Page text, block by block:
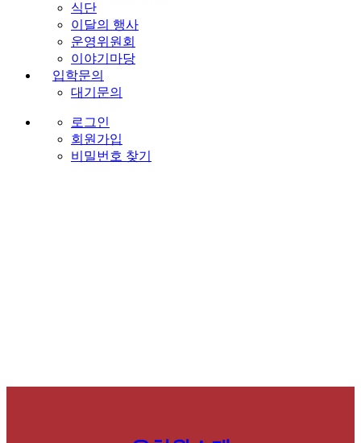
식단
이달의 행사
운영위원회
이야기마당
입학문의
대기문의
로그인
회원가입
비밀번호 찾기